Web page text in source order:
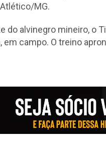
MG.
do alvinegro mineiro, o
em campo. O treino